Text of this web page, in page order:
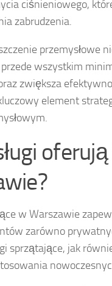
ciśnieniowego,
zabrudzenia.
przemysłowe
wszystkim
zwiększa
element
w Warszawie
zarówno
sprzątające, jak